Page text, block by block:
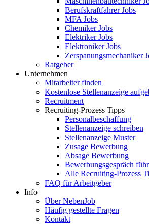
Berufskraftfahrer Jobs
MFA Jobs
Chemiker Jobs
Elektriker Jobs
Elektroniker Jobs
Zerspanungsmechaniker
Ratgeber
Unternehmen
Mitarbeiter finden
Kostenlose Stellenanzeige
Recruitment
Recruiting-Prozess Tipps
Personalbeschaffung
Stellenanzeige schreiben
Stellenanzeige Muster
Zusage Bewerbung
Absage Bewerbung
Bewerbungsgespräch
Alle Recruiting-Prozess
FAQ für Arbeitgeber
Info
Über NebenJob
Häufig gestellte Fragen
Kontakt